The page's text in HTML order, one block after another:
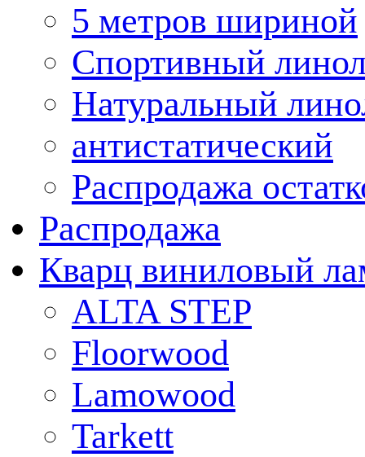
5 метров шириной
Спортивный
Натуральный
антистатический
Распродажа
Распродажа
Кварц виниловый
ALTA STEP
Floorwood
Lamowood
Tarkett